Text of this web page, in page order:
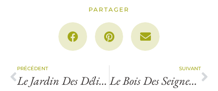
PARTAGER
PRÉCÉDENT
Le Jardin Des Délices À Craponne-Sur-Arzon
SUIVANT
Le Bois Des Seigneurs À Polignac